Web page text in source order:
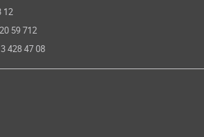
12
59 712
428 47 08